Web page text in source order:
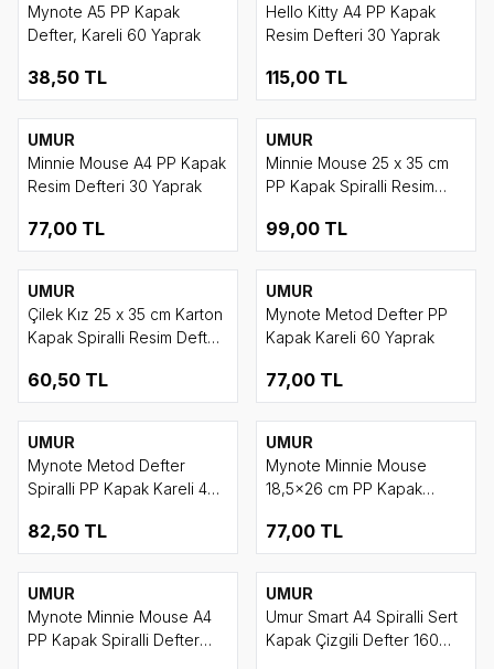
Mynote A5 PP Kapak
Defter, Kareli 60 Yaprak
38,50 TL
Hello Kitty A4 PP Kapak
Resim Defteri 30 Yaprak
115,00 TL
UMUR
Minnie Mouse A4 PP Kapak
Resim Defteri 30 Yaprak
77,00 TL
UMUR
Minnie Mouse 25 x 35 cm
PP Kapak Spiralli Resim
99,00 TL
UMUR
Çilek Kız 25 x 35 cm Karton
Kapak Spiralli Resim Defteri
60,50 TL
UMUR
Mynote Metod Defter PP
Kapak Kareli 60 Yaprak
77,00 TL
UMUR
Mynote Metod Defter
Spiralli PP Kapak Kareli 40
82,50 TL
UMUR
Mynote Minnie Mouse
18,5x26 cm PP Kapak
77,00 TL
UMUR
Mynote Minnie Mouse A4
PP Kapak Spiralli Defter
UMUR
Umur Smart A4 Spiralli Sert
Kapak Çizgili Defter 160